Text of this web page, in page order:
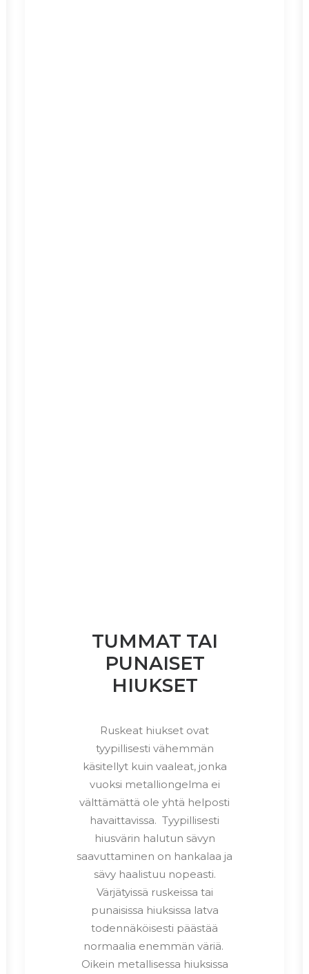
TUMMAT TAI
PUNAISET
HIUKSET
Ruskeat hiukset ovat
tyypillisesti vähemmän
käsitellyt kuin vaaleat, jonka
vuoksi metalliongelma ei
välttämättä ole yhtä helposti
havaittavissa. Tyypillisesti
hiusvärin halutun sävyn
saavuttaminen on hankalaa ja
sävy haalistuu nopeasti.
Värjätyissä ruskeissa tai
punaisissa hiuksissa latva
todennäköisesti päästää
normaalia enemmän väriä.
Oikein metallisessa hiuksissa